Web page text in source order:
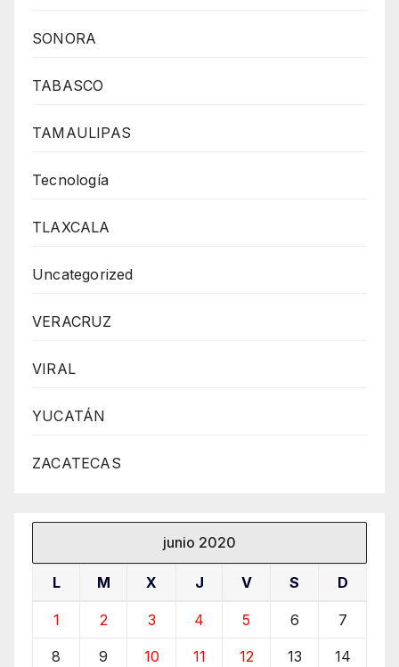
SONORA
TABASCO
TAMAULIPAS
Tecnología
TLAXCALA
Uncategorized
VERACRUZ
VIRAL
YUCATÁN
ZACATECAS
junio 2020
L M X J V S D
1 2 3 4 5 6 7
8 9 10 11 12 13 14